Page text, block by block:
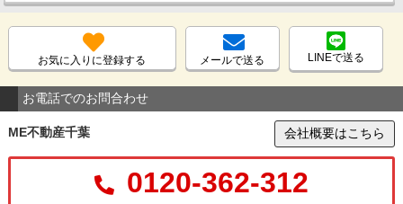
お気に入りに登録する メールで送る LINEで送る
お電話でのお問合わせ
ME不動産千葉 会社概要はこちら
0120-362-312